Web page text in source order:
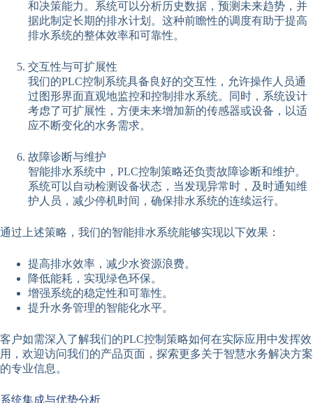
和决策能力。系统可以分析历史数据，预测未来趋势，并
据此制定长期的排水计划。这种前瞻性的调度有助于提高
排水系统的整体效率和可靠性。
交互性与可扩展性
我们的PLC控制系统具备良好的交互性，允许操作人员通
过图形界面直观地监控和控制排水系统。同时，系统设计
考虑了可扩展性，方便未来增加新的传感器或设备，以适
应不断变化的水务需求。
故障诊断与维护
智能排水系统中，PLC控制策略还负责故障诊断和维护。
系统可以自动检测设备状态，当发现异常时，及时通知维
护人员，减少停机时间，确保排水系统的连续运行。
通过上述策略，我们的智能排水系统能够实现以下效果：
提高排水效率，减少水资源浪费。
降低能耗，实现绿色环保。
增强系统的稳定性和可靠性。
提升水务管理的智能化水平。
客户如需深入了解我们的PLC控制策略如何在实际应用中发挥效
用，欢迎访问我们的产品页面，探索更多关于智慧水务解决方案
的专业信息。
系统集成与优势分析